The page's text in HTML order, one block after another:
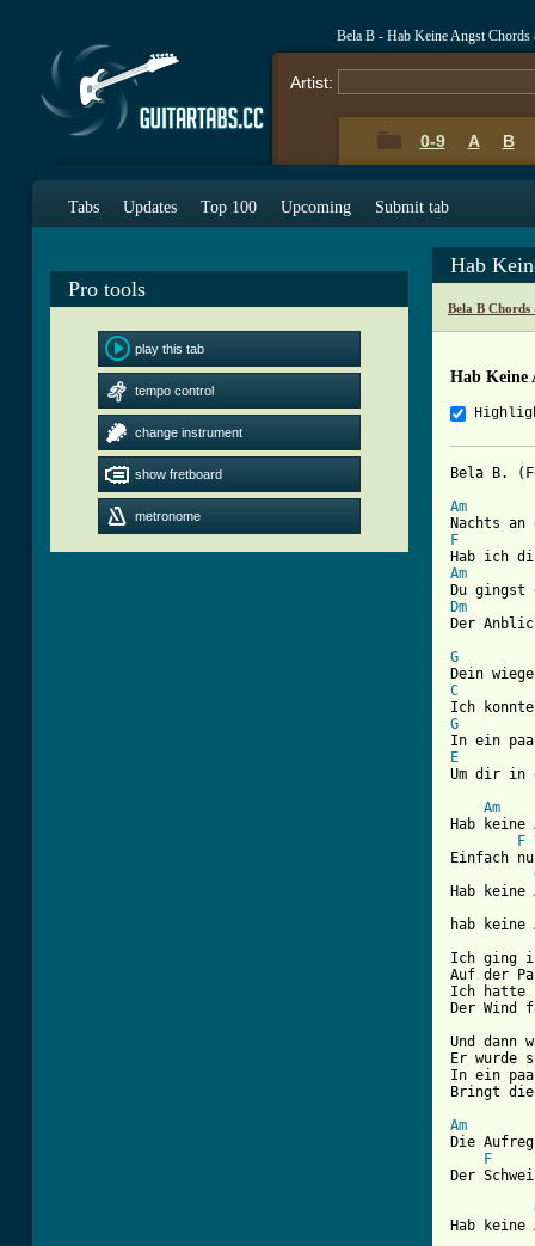
Bela B - Hab Keine Angst Chords
Artist:
0-9 A B
Tabs Updates Top 100 Upcoming Submit tab
Pro tools
play this tab
tempo control
change instrument
show fretboard
metronome
Hab
Bela B Chords
Hab Keine
Bela B.
Am
F
Am
Dm
Der
G
C
G
E
Um dir in
Am
Hab
F
Einfach
Hab
Ich ging
Auf der
Ich hatte
Der Wind
Und dann
Er wurde
In ein
Bringt
Am
Die
F
Der
Hab